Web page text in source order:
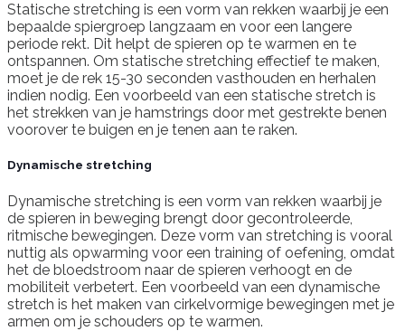
Statische stretching is een vorm van rekken waarbij je een
bepaalde spiergroep langzaam en voor een langere
periode rekt. Dit helpt de spieren op te warmen en te
ontspannen. Om statische stretching effectief te maken,
moet je de rek 15-30 seconden vasthouden en herhalen
indien nodig. Een voorbeeld van een statische stretch is
het strekken van je hamstrings door met gestrekte benen
voorover te buigen en je tenen aan te raken.
Dynamische stretching
Dynamische stretching is een vorm van rekken waarbij je
de spieren in beweging brengt door gecontroleerde,
ritmische bewegingen. Deze vorm van stretching is vooral
nuttig als opwarming voor een training of oefening, omdat
het de bloedstroom naar de spieren verhoogt en de
mobiliteit verbetert. Een voorbeeld van een dynamische
stretch is het maken van cirkelvormige bewegingen met je
armen om je schouders op te warmen.